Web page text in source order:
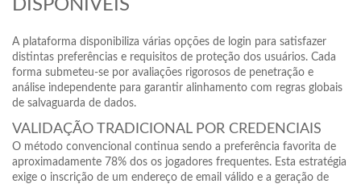
DISPONÍVEIS
A plataforma disponibiliza várias opções de login para satisfazer
distintas preferências e requisitos de proteção dos usuários. Cada
forma submeteu-se por avaliações rigorosos de penetração e
análise independente para garantir alinhamento com regras globais
de salvaguarda de dados.
VALIDAÇÃO TRADICIONAL POR CREDENCIAIS
O método convencional continua sendo a preferência favorita de
aproximadamente 78% dos os jogadores frequentes. Esta estratégia
exige o inscrição de um endereço de email válido e a geração de